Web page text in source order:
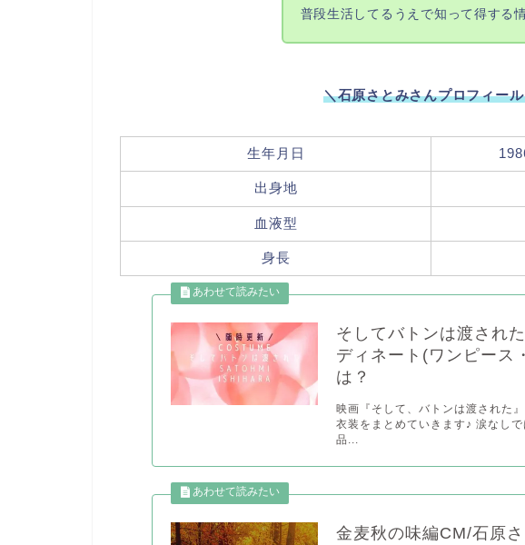
普段生活してるうえで知って得する
＼石原さとみさんプロフィー
生年月日
出身地
血液型
身長
そしてバトンは渡され
ディネート(ワンピース
は？
映画『そして、バトンは渡された
衣装をまとめていきます♪ 涙なし
品...
金麦秋の味編CM/石原